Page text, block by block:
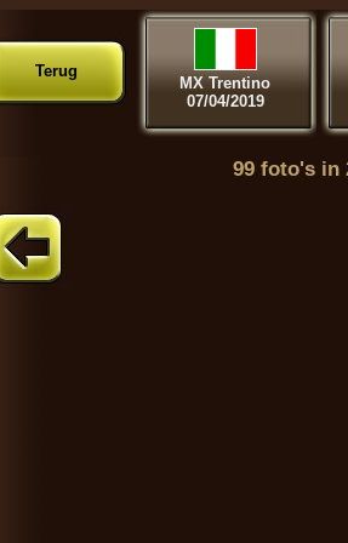
Terug
MX Trentino
07/04/2019
99 foto's in